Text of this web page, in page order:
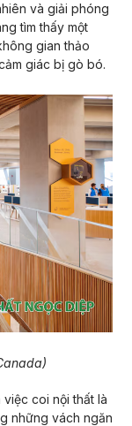
và giải phóng
tìm thấy một
gian thảo
giác bị gò bó.
coi nội thất là
những vách ngăn